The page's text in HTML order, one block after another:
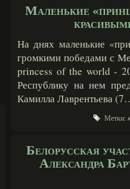
Маленькие
На днях маленькие
громкими победами с
princess of the world -
Республику на нем
Камилла Лаврентьева
Метки:
Белорусская
Александра